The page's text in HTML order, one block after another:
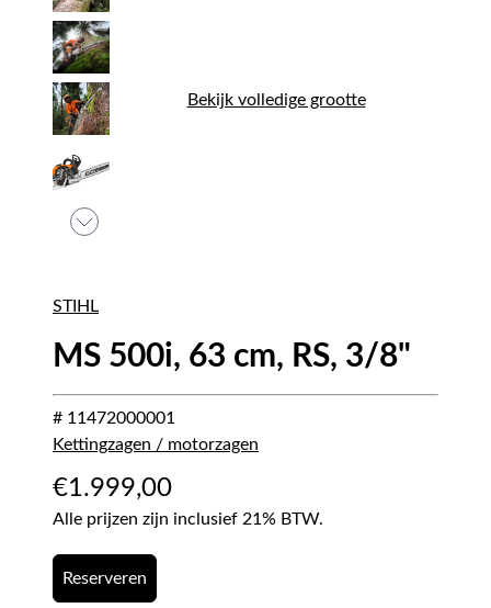
Bekijk volledige grootte
STIHL
MS 500i, 63 cm, RS, 3/8"
# 11472000001
Kettingzagen / motorzagen
€1.999,00
Alle prijzen zijn inclusief 21% BTW.
Reserveren